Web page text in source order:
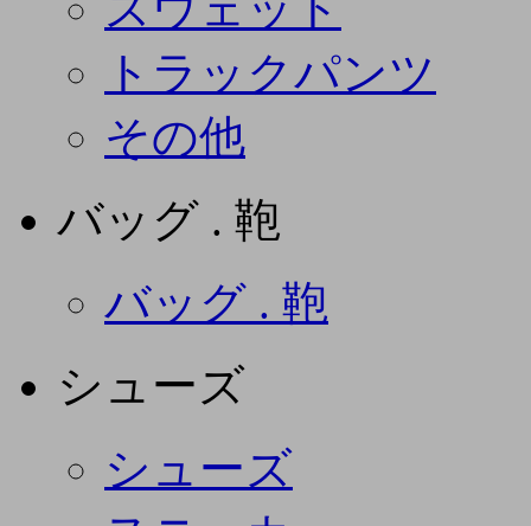
トラックパンツ
その他
バッグ . 鞄
バッグ . 鞄
シューズ
シューズ